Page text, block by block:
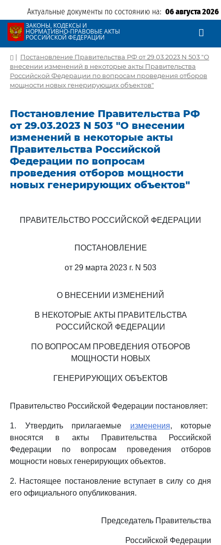
Актуальные документы по состоянию на: 06 августа 2026
ЗАКОНЫ, КОДЕКСЫ И
НОРМАТИВНО-ПРАВОВЫЕ АКТЫ
РОССИЙСКОЙ ФЕДЕРАЦИИ
| Постановление Правительства РФ от 29.03.2023 N 503 "О
внесении изменений в некоторые акты Правительства
Российской Федерации по вопросам проведения отборов
мощности новых генерирующих объектов"
Постановление Правительства РФ
от 29.03.2023 N 503 "О внесении
изменений в некоторые акты
Правительства Российской
Федерации по вопросам
проведения отборов мощности
новых генерирующих объектов"
ПРАВИТЕЛЬСТВО РОССИЙСКОЙ ФЕДЕРАЦИИ
ПОСТАНОВЛЕНИЕ
от 29 марта 2023 г. N 503
О ВНЕСЕНИИ ИЗМЕНЕНИЙ
В НЕКОТОРЫЕ АКТЫ ПРАВИТЕЛЬСТВА
РОССИЙСКОЙ ФЕДЕРАЦИИ
ПО ВОПРОСАМ ПРОВЕДЕНИЯ ОТБОРОВ
МОЩНОСТИ НОВЫХ
ГЕНЕРИРУЮЩИХ ОБЪЕКТОВ
Правительство Российской Федерации постановляет:
1. Утвердить прилагаемые изменения, которые
вносятся в акты Правительства Российской
Федерации по вопросам проведения отборов
мощности новых генерирующих объектов.
2. Настоящее постановление вступает в силу со дня
его официального опубликования.
Председатель Правительства
Российской Федерации